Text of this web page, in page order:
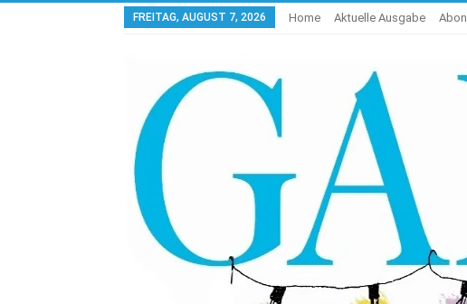
FREITAG, AUGUST 7, 2026 Home Aktuelle Ausgabe